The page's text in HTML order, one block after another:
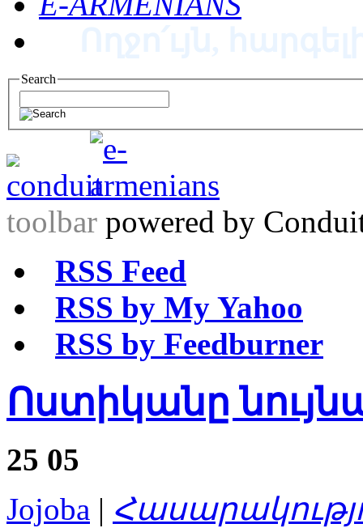
Search
toolbar powered by
RSS Feed
RSS by My Yahoo
RSS by Feedburner
Ոստիկանը
25 05
Jojoba |